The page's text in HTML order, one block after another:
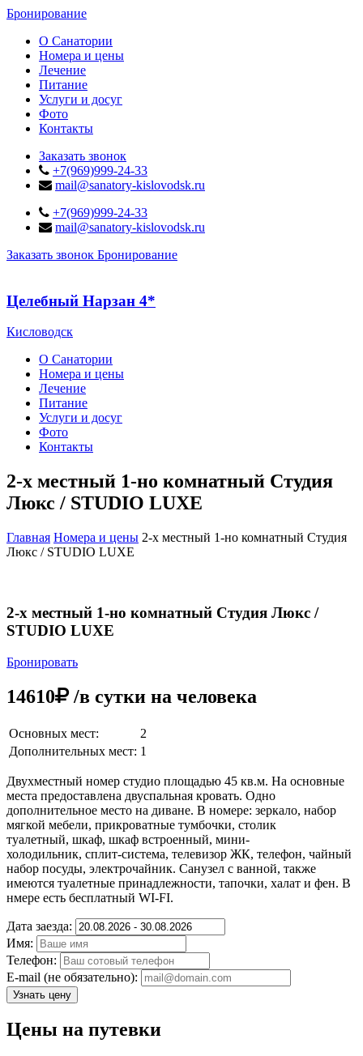
Бронирование
О Санатории
Номера и цены
Лечение
Питание
Услуги и досуг
Фото
Контакты
Заказать звонок
+7(969)999-24-33
mail@sanatory-kislovodsk.ru
+7(969)999-24-33
mail@sanatory-kislovodsk.ru
Заказать звонок Бронирование
Целебный Нарзан 4*
Кисловодск
О Санатории
Номера и цены
Лечение
Питание
Услуги и досуг
Фото
Контакты
2-х местный 1-но комнатный Студия
Люкс / STUDIO LUXE
Главная Номера и цены 2-х местный 1-но комнатный Студия
Люкс / STUDIO LUXE
2-х местный 1-но комнатный Студия Люкс /
STUDIO LUXE
Бронировать
14610 /в сутки на человека
Основных мест:
2
Дополнительных мест: 1
Двухместный номер студио площадью 45 кв.м. На основные
места предоставлена двуспальная кровать. Одно
дополнительное место на диване. В номере: зеркало, набор
мягкой мебели, прикроватные тумбочки, столик
туалетный, шкаф, шкаф встроенный, мини-
холодильник, сплит-система, телевизор ЖК, телефон, чайный
набор посуды, электрочайник. Санузел с ванной, также
имеются туалетные принадлежности, тапочки, халат и фен. В
нмере есть бесплатный WI-FI.
Дата заезда:
Имя:
Телефон:
E-mail (не обязательно):
Узнать цену
Цены на путевки